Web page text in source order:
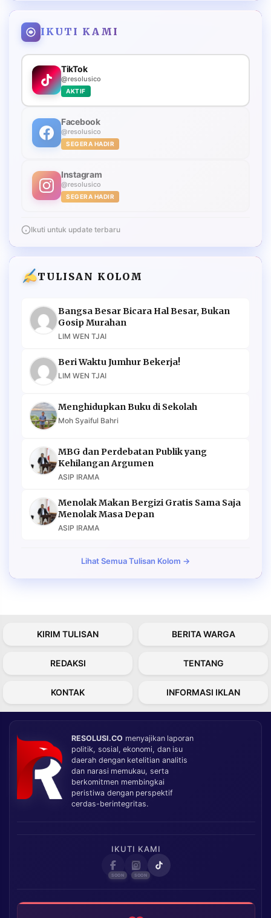
IKUTI KAMI
TikTok
@resolusico
AKTIF
Facebook
@resolusico
SEGERA HADIR
Instagram
@resolusico
SEGERA HADIR
Ikuti untuk update terbaru
TULISAN KOLOM
Bangsa Besar Bicara Hal Besar, Bukan
Gosip Murahan
LIM WEN TJAI
Beri Waktu Jumhur Bekerja!
LIM WEN TJAI
Menghidupkan Buku di Sekolah
Moh Syaiful Bahri
MBG dan Perdebatan Publik yang
Kehilangan Argumen
ASIP IRAMA
Menolak Makan Bergizi Gratis Sama Saja
Menolak Masa Depan
ASIP IRAMA
Lihat Semua Tulisan Kolom →
KIRIM TULISAN BERITA WARGA
REDAKSI TENTANG
KONTAK INFORMASI IKLAN
RESOLUSI.CO menyajikan laporan
politik, sosial, ekonomi, dan isu
daerah dengan ketelitian analitis
dan narasi memukau, serta
berkomitmen membingkai
peristiwa dengan perspektif
cerdas-berintegritas.
IKUTI KAMI